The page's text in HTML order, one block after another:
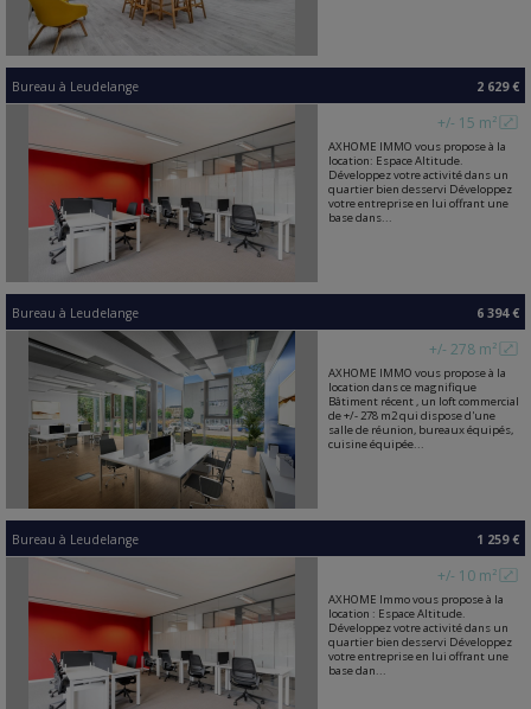
Bureau à Leudelange 2 629 €
+/- 15 m²
AXHOME IMMO vous propose à la
location: Espace Altitude.
Développez votre activité dans un
quartier bien desservi Développez
votre entreprise en lui offrant une
base dans...
Bureau à Leudelange 6 394 €
+/- 278 m²
AXHOME IMMO vous propose à la
location dans ce magnifique
Bâtiment récent , un loft commercial
de +/- 278 m2 qui dispose d'une
salle de réunion, bureaux équipés,
cuisine équipée...
Bureau à Leudelange 1 259 €
+/- 10 m²
AXHOME Immo vous propose à la
location : Espace Altitude.
Développez votre activité dans un
quartier bien desservi Développez
votre entreprise en lui offrant une
base dan...